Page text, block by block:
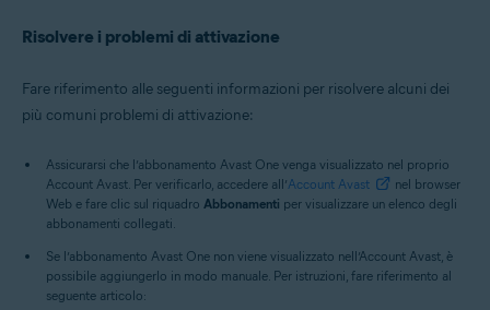
Risolvere i problemi di attivazione
Fare riferimento alle seguenti informazioni per risolvere alcuni dei
più comuni problemi di attivazione:
Assicurarsi che l’abbonamento Avast One venga visualizzato nel proprio
Account Avast. Per verificarlo, accedere all’Account Avast
nel browser
Web e fare clic sul riquadro Abbonamenti per visualizzare un elenco degli
abbonamenti collegati.
Se l’abbonamento Avast One non viene visualizzato nell’Account Avast, è
possibile aggiungerlo in modo manuale. Per istruzioni, fare riferimento al
seguente articolo: